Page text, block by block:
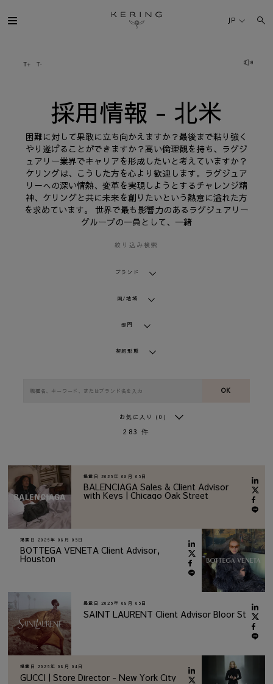
用
情
サステナビリティ
FINANCE
採用情報
JP
採用情報 - 北米
困難に対して果敢に立ち向かえますか？最後まで粘り強く
やり遂げることができますか？高い倫理観を持ち、ラグジ
ュアリー業界でキャリアを形成したいと考えていますか？
ケリングは、こうした方を心より歓迎します。ラグジュア
リーへの深い情熱、変革を実現しようとするチャレンジ精
神、ケリングと共に未来を創りたいという熱意に溢れた方
を求めています。 世界で最も影響力のあるラグジュアリー
グループの一員として、一緒
絞り込み検索
ブランド
国/地域
部門
契約形態
OK
お気に入り (0)
283 件
掲載日 2026年 08月 05日
BALENCIAGA Sales & Client Advisor
with Keys | Chicago Oak Street
掲載日 2026年 08月 05日
BOTTEGA VENETA Client Advisor,
Houston
掲載日 2026年 08月 05日
SAINT LAURENT Client Advisor Bloor St
掲載日 2026年 08月 04日
GUCCI | Store Director - New York City